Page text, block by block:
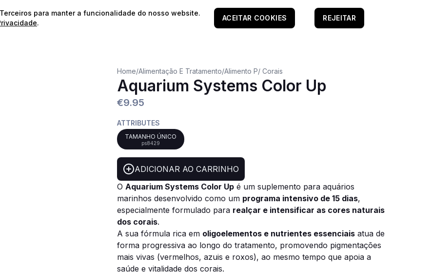
⭐️Envios Gratuitos para encomendas acima de 60€!*⭐️
Home/Alimentação E Tratamento/Alimento P/ Corais
Aquarium Systems Color Up
€9.95
ATTRIBUTES
TAMANHO ÚNICO
ps8429
ADICIONAR AO CARRINHO
O Aquarium Systems Color Up é um suplemento para aquários
marinhos desenvolvido como um programa intensivo de 15 dias,
especialmente formulado para realçar e intensificar as cores naturais
dos corais.
A sua fórmula rica em oligoelementos e nutrientes essenciais atua de
forma progressiva ao longo do tratamento, promovendo pigmentações
mais vivas (vermelhos, azuis e roxos), ao mesmo tempo que apoia a
saúde e vitalidade dos corais.
para manter a funcionalidade do nosso website.
.
ACEITAR COOKIES REJEITAR